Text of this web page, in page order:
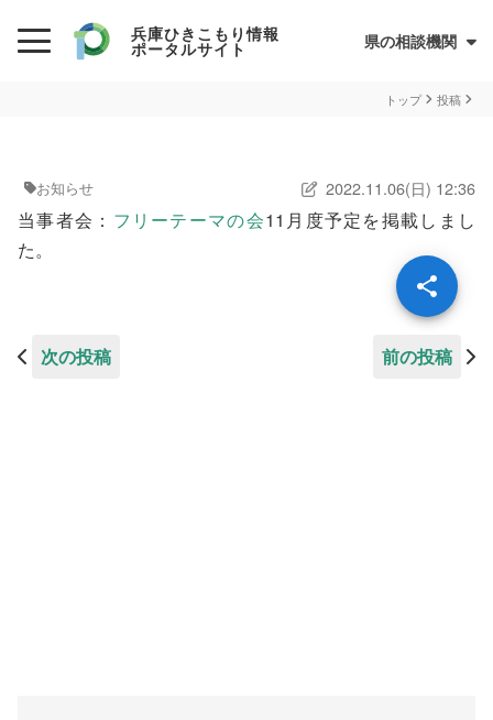
兵庫ひきこもり情報
ポータルサイト 県の相談機関
兵庫県ひきこもり総合支援センター
ひきこもり当事者のためのQ&A集
サイトについて
情報について
トップ 投稿
お知らせ 2022.11.06(日) 12:36
当事者会： フリーテーマの会11月度予定を掲載しまし
た。
次の投稿 前の投稿